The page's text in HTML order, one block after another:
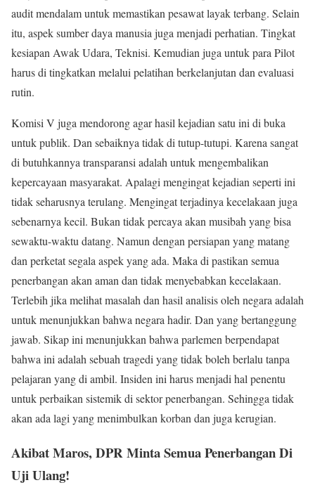
audit mendalam untuk memastikan pesawat layak terbang. Selain
itu, aspek sumber daya manusia juga menjadi perhatian. Tingkat
kesiapan Awak Udara, Teknisi. Kemudian juga untuk para Pilot
harus di tingkatkan melalui pelatihan berkelanjutan dan evaluasi
rutin.
Komisi V juga mendorong agar hasil kejadian satu ini di buka
untuk publik. Dan sebaiknya tidak di tutup-tutupi. Karena sangat
di butuhkannya transparansi adalah untuk mengembalikan
kepercayaan masyarakat. Apalagi mengingat kejadian seperti ini
tidak seharusnya terulang. Mengingat terjadinya kecelakaan juga
sebenarnya kecil. Bukan tidak percaya akan musibah yang bisa
sewaktu-waktu datang. Namun dengan persiapan yang matang
dan perketat segala aspek yang ada. Maka di pastikan semua
penerbangan akan aman dan tidak menyebabkan kecelakaan.
Terlebih jika melihat masalah dan hasil analisis oleh negara adalah
untuk menunjukkan bahwa negara hadir. Dan yang bertanggung
jawab. Sikap ini menunjukkan bahwa parlemen berpendapat
bahwa ini adalah sebuah tragedi yang tidak boleh berlalu tanpa
pelajaran yang di ambil. Insiden ini harus menjadi hal penentu
untuk perbaikan sistemik di sektor penerbangan. Sehingga tidak
akan ada lagi yang menimbulkan korban dan juga kerugian.
Akibat Maros, DPR Minta Semua Penerbangan Di
Uji Ulang!